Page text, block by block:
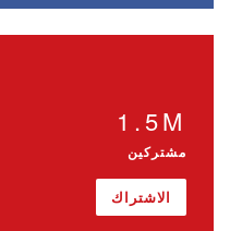
1.5M
مشتركين
الاشتراك